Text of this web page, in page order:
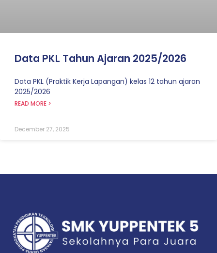
Data PKL Tahun Ajaran 2025/2026
Data PKL (Praktik Kerja Lapangan) kelas 12 tahun ajaran
2025/2026
READ MORE >
December 27, 2025